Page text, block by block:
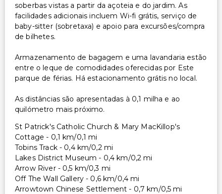
soberbas vistas a partir da açoteia e do jardim. As
facilidades adicionais incluem Wi-fi grátis, serviço de
baby-sitter (sobretaxa) e apoio para excursões/compra
de bilhetes.
Armazenamento de bagagem e uma lavandaria estão
entre o leque de comodidades oferecidas por Este
parque de férias. Há estacionamento grátis no local.
As distâncias são apresentadas à 0,1 milha e ao
quilómetro mais próximo.
St Patrick's Catholic Church & Mary MacKillop's
Cottage - 0,1 km/0,1 mi
Tobins Track - 0,4 km/0,2 mi
Lakes District Museum - 0,4 km/0,2 mi
Arrow River - 0,5 km/0,3 mi
Off The Wall Gallery - 0,6 km/0,4 mi
Arrowtown Chinese Settlement - 0,7 km/0,5 mi